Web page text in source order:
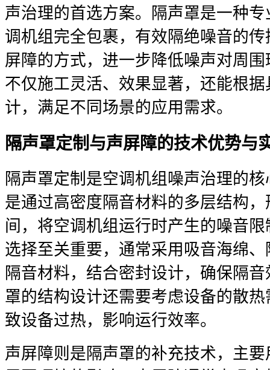
声治理的首选方案。隔声罩是一种
调机组完全包裹，有效隔绝噪音的
屏障的方式，进一步降低噪声对周
不仅施工灵活、效果显著，还能根
计，满足不同场景的应用需求。
隔声罩定制与声屏障的技术优势与
隔声罩定制是空调机组噪声治理的
是通过高密度隔音材料的多层结构
间，将空调机组运行时产生的噪音
选择至关重要，通常采用吸音海绵
隔音材料，结合密封设计，确保隔
罩的结构设计还需要考虑设备的散
致设备过热，影响运行效率。
声屏障则是隔声罩的补充技术，主